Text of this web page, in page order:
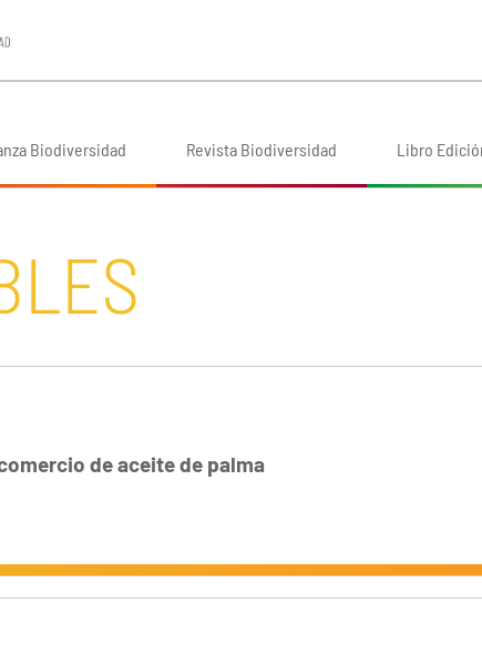
Biodiversidad Revista Biodiversidad Libro
de aceite de palma